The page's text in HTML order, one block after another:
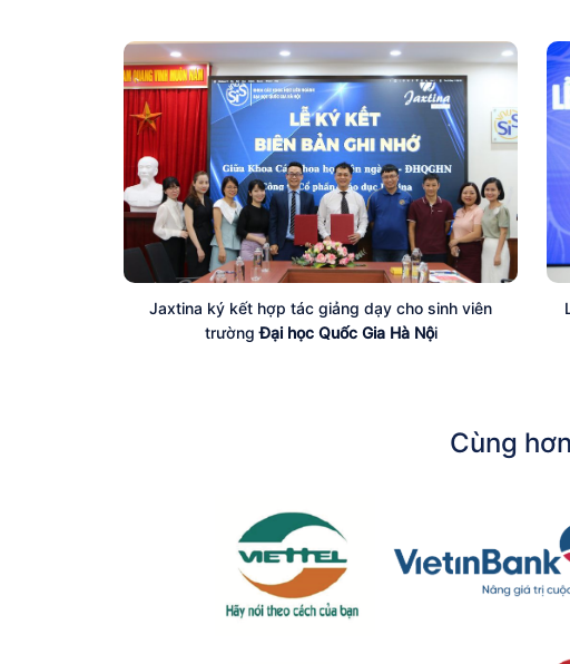
Cùng hơn
Jaxtina ký kết hợp tác giảng dạy cho sinh viên
trườngĐại học Quốc Gia Hà Nội